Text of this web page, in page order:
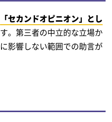
「セカンドオピニオン」とし
。第三者の中立的な立場か
影響しない範囲での助言が